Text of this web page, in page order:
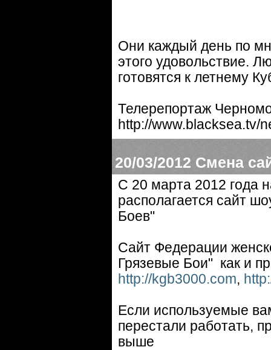
Они каждый день по
этого удовольствие.
готовятся к летнему
Телерепортаж
http://www.blacksea.tv/
20/03/2012 Смена
С 20 марта 2012 года
располагается сайт
Боев"
Сайт Федерации
Грязевые Бои" как и
http://kgb3000.com,
Если используемые
перестали работать,
выше